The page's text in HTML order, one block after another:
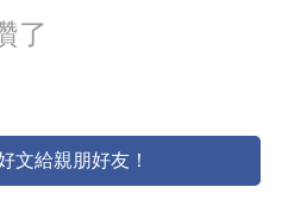
了
文給親朋好友！